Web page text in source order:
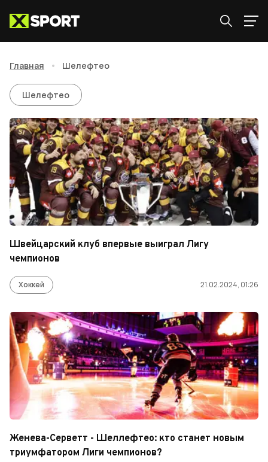
Главная • Шелефтео
Шелефтео
Шелефтео
Швейцарский клуб впервые выиграл Лигу
чемпионов
Хоккей 21.02.2024, 01:26
Женева-Серветт - Шеллефтео: кто станет новым
триумфатором Лиги чемпионов?